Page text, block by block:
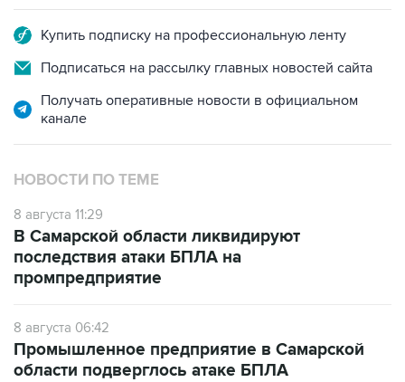
Купить подписку на профессиональную ленту
Подписаться на рассылку главных новостей сайта
Получать оперативные новости в официальном
канале
НОВОСТИ ПО ТЕМЕ
8 августа 11:29
В Самарской области ликвидируют
последствия атаки БПЛА на
промпредприятие
8 августа 06:42
Промышленное предприятие в Самарской
области подверглось атаке БПЛА